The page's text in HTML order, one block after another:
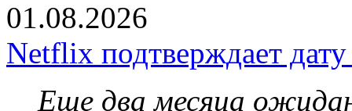
01.08.2026
Netflix подтверждает
Еще два месяца